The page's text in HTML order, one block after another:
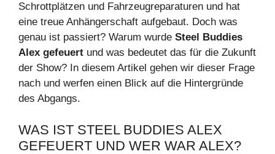
Schrottplätzen und Fahrzeugreparaturen und hat
eine treue Anhängerschaft aufgebaut. Doch was
genau ist passiert? Warum wurde Steel Buddies
Alex gefeuert und was bedeutet das für die Zukunft
der Show? In diesem Artikel gehen wir dieser Frage
nach und werfen einen Blick auf die Hintergründe
des Abgangs.
WAS IST STEEL BUDDIES ALEX
GEFEUERT UND WER WAR ALEX?